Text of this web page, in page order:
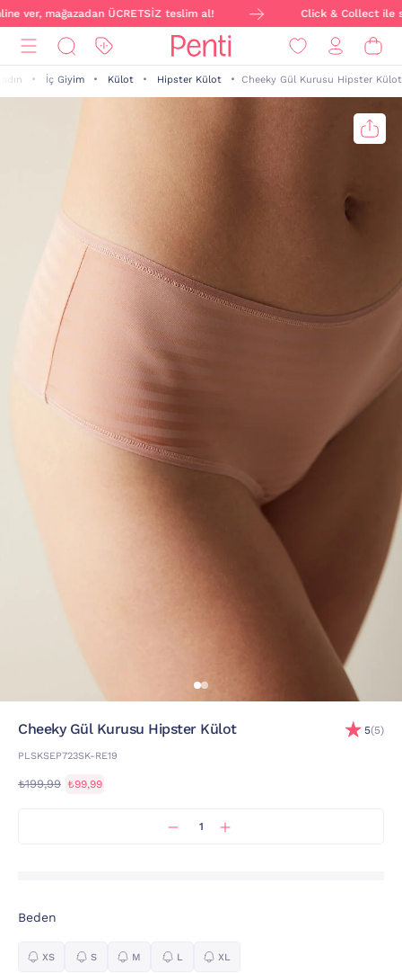
ver, mağazadan ÜCRETSİZ teslim al! Click & Collect ile
İç Giyim Külot Hipster Külot Cheeky Gül Kurusu Hipster Külot
Cheeky Gül Kurusu Hipster Külot
PLSKSEP723SK-RE19
5(5)
₺199,99 ₺99,99
Beden
XS S M L XL